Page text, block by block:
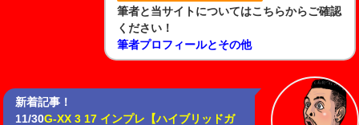
筆者と当サイトについてはこちらからご確認
ください！
筆者プロフィールとその他
新着記事！
11/30G-XX 3 17 インプレ【ハイブリッドガ